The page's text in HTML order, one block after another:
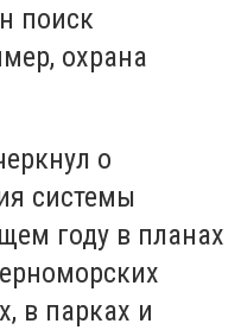
поиск
охрана
о
системы
году в планах
в парках и